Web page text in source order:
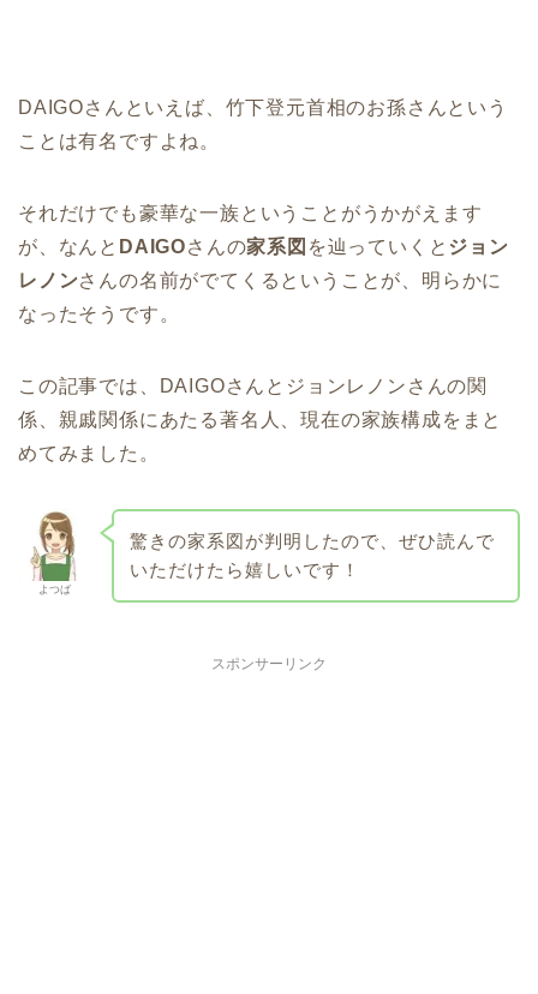
DAIGOさんといえば、竹下登元首相のお孫さんという
ことは有名ですよね。
それだけでも豪華な一族ということがうかがえます
が、なんと DAIGOさんの家系図 を辿っていくと ジョン
レノンさんの名前がでてくるということが、明らかに
なったそうです。
この記事では、DAIGOさんとジョンレノンさんの関
係、親戚関係にあたる著名人、現在の家族構成をまと
めてみました。
よつば
驚きの家系図が判明したので、ぜひ読んで
いただけたら嬉しいです！
スポンサーリンク